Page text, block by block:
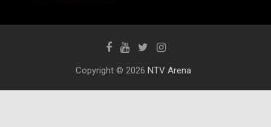
Copyright © 2026 NTV Arena